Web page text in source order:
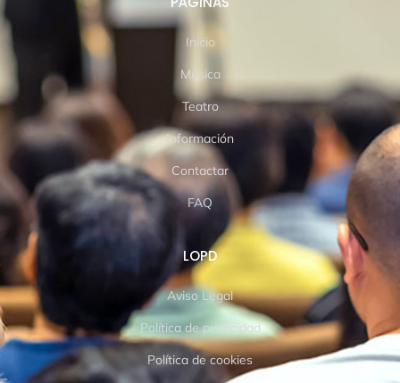
Inicio
Música
Teatro
Información
Contactar
FAQ
LOPD
Aviso Legal
Política de privacidad
Política de cookies